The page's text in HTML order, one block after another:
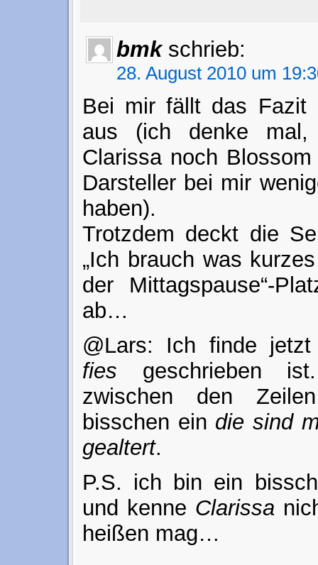
bmk schrieb:
28. August 2010 um
Bei mir fällt das Fazit
aus (ich denke
Clarissa noch
Darsteller bei mir
haben).
Trotzdem deckt die
„Ich brauch was
der Mittagspause“-
ab…
@Lars: Ich finde
fies geschrieben
zwischen den
bisschen ein die sind
gealtert.
P.S. ich bin ein
und kenne Clarissa
heißen mag…